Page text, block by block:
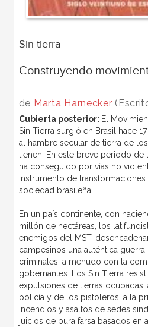
Sin tierra
Construyendo
de Marta Harnecker
Cubierta posterior: El
Sin Tierra surgió en Brasil hace
al hambre secular de tierra de
tienen. En este breve periodo
ha conseguido por vías no
instrumento de
sociedad brasileña.
En un país continente, con
millón de hectáreas, los
enemigos del MST,
campesinos una auténtica
criminales, a menudo con la
gobernantes. Los Sin Tierra
expulsiones de tierras ocupadas,
policía y de los pistoleros, a la
incendios y asaltos de sedes
juicios de pura farsa basados en